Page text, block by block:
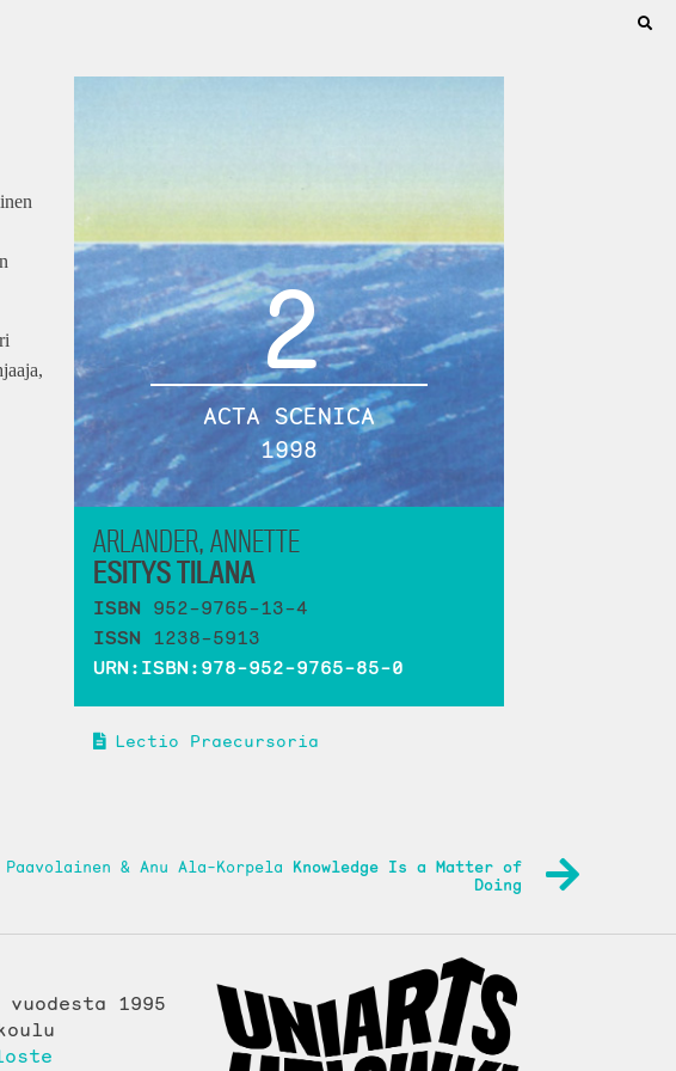
2
ACTA SCENICA
1998
ARLANDER, ANNETTE
ESITYS TILANA
ISBN 952-9765-13-4
ISSN 1238-5913
URN:ISBN:978-952-9765-85-0
Lectio Praecursoria
& Anu Ala-Korpela Knowledge Is a Matter of
Doing
1995